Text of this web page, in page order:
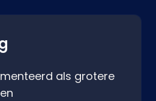
als grotere